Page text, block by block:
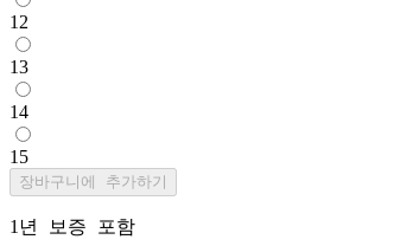
12
13
14
15
장바구니에 추가하기
1년 보증 포함